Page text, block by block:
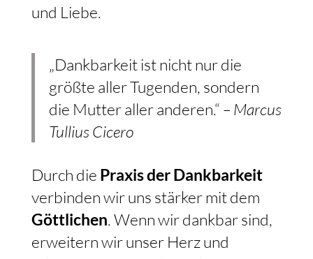
und Liebe.
„Dankbarkeit ist nicht nur die
größte aller Tugenden, sondern
die Mutter aller anderen.“ – Marcus
Tullius Cicero
Durch die Praxis der Dankbarkeit
Göttlichen. Wenn wir dankbar sind,
erweitern wir unser Herz und